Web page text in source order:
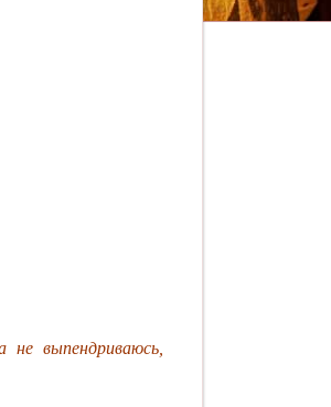
выпендриваюсь,